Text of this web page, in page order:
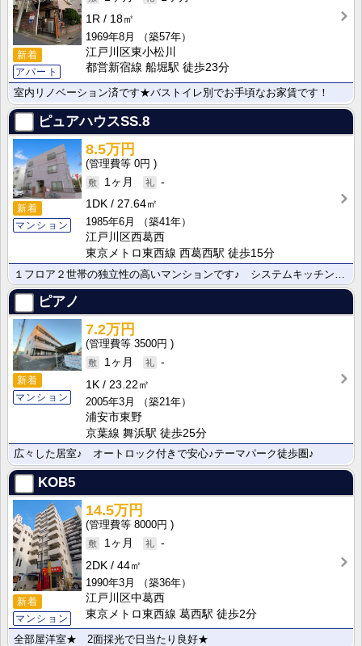
新着
アパート
1R
18㎡
1969年8月
（築57年）
江戸川区東小松川
都営新宿線 船堀駅 徒歩23分
室内リノベーション済です★バストイレ別でお手頃なお家賃です！
ピュアハウスSS.8
新着
マンション
8.5万円
0円
1ヶ月
-
1DK
27.64㎡
1985年6月
（築41年）
江戸川区西葛西
東京メトロ東西線 西葛西駅 徒歩15分
ピアノ
新着
マンション
7.2万円
3500円
1ヶ月
-
1K
23.22㎡
2005年3月
（築21年）
浦安市東野
京葉線 舞浜駅 徒歩25分
広々した居室♪ オートロック付きで安心♪テーマパーク徒歩圏♪
KOB5
新着
マンション
14.5万円
8000円
1ヶ月
-
2DK
44㎡
1990年3月
（築36年）
江戸川区中葛西
東京メトロ東西線 葛西駅 徒歩2分
全部屋洋室★ 2面採光で日当たり良好★